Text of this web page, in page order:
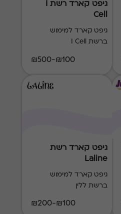
גיפט קארד רשת I
Cell
גיפט קארד למימוש
ברשת I Cell
₪100-₪500
גיפט קארד רשת
Laline
גיפט קארד למימוש
ברשת ללין
₪100-₪200